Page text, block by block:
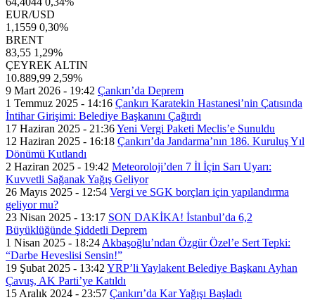
EUR/USD
1,1559 0,30%
BRENT
83,55 1,29%
ÇEYREK ALTIN
10.889,99 2,59%
9 Mart 2026 - 19:42 Çankırı’da Deprem
1 Temmuz 2025 - 14:16 Çankırı Karatekin Hastanesi’nin Çatısında
İntihar Girişimi: Belediye Başkanını Çağırdı
17 Haziran 2025 - 21:36Yeni Vergi Paketi Meclis’e Sunuldu
12 Haziran 2025 - 16:18 Çankırı’da Jandarma’nın 186. Kuruluş Yıl
Dönümü Kutlandı
2 Haziran 2025 - 19:42 Meteoroloji’den 7 İl İçin Sarı Uyarı:
Kuvvetli Sağanak Yağış Geliyor
26 Mayıs 2025 - 12:54 Vergi ve SGK borçları için yapılandırma
geliyor mu?
23 Nisan 2025 - 13:17 SON DAKİKA! İstanbul’da 6,2
Büyüklüğünde Şiddetli Deprem
1 Nisan 2025 - 18:24 Akbaşoğlu’ndan Özgür Özel’e Sert Tepki:
“Darbe Heveslisi Sensin!”
19 Şubat 2025 - 13:42 YRP’li Yaylakent Belediye Başkanı Ayhan
Çavuş, AK Parti’ye Katıldı
15 Aralık 2024 - 23:57 Çankırı’da Kar Yağışı Başladı